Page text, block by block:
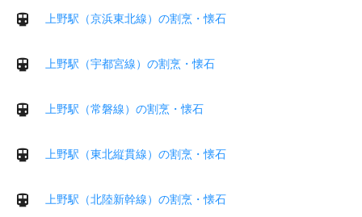
上野駅（京浜東北線）の割烹・懐石
上野駅（宇都宮線）の割烹・懐石
上野駅（常磐線）の割烹・懐石
上野駅（東北縦貫線）の割烹・懐石
上野駅（北陸新幹線）の割烹・懐石